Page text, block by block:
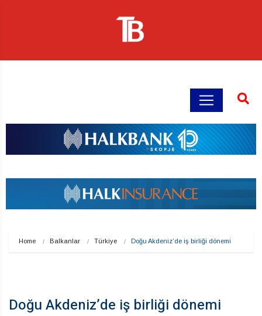
Home Balkanlar Türkiye Doğu Akdeniz’de iş birliği dönemi
Doğu Akdeniz’de iş birliği dönemi